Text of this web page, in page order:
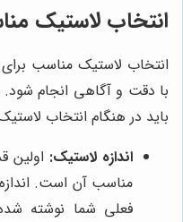
انتخاب لاستیک
انتخاب لاستیک مناسب
با دقت و آگاهی انجام شود.
باید در هنگام انتخاب
اندازه لاستیک: اولین
مناسب آن است.
فعلی شما نوشته